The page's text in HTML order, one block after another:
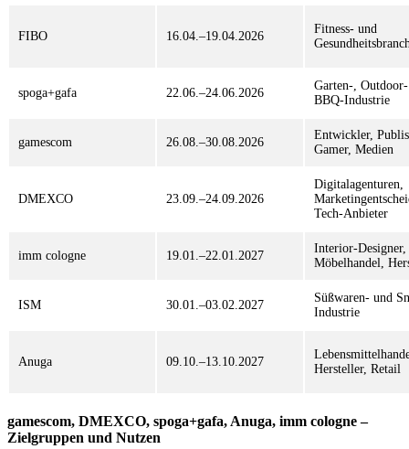
FIBO 16.04.–19.04.2026
Fitness- und
spoga+gafa 22.06.–24.06.2026
Garten-,
BBQ-Industrie
gamescom 26.08.–30.08.2026
Entwickler,
Gamer, Medien
DMEXCO 23.09.–24.09.2026
Digitalagenturen,
Tech-Anbieter
imm cologne 19.01.–22.01.2027
Interior-Designer,
Möbelhandel,
ISM 30.01.–03.02.2027
Süßwaren- und
Industrie
Anuga 09.10.–13.10.2027
Hersteller, Retail
gamescom, DMEXCO, spoga+gafa, Anuga, imm cologne –
Zielgruppen und Nutzen